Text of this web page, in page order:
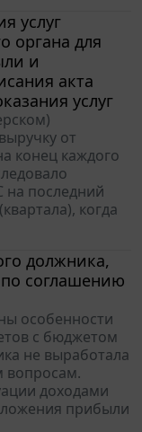
услуг
органа для
и
акта
услуг
от
конец каждого
на последний
когда
должника,
соглашению
особенности
с бюджетом
не выработала
вопросам.
доходами
прибыли